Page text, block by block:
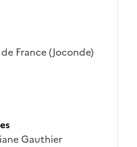
France (Joconde)
Gauthier